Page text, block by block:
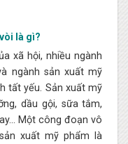
là gì?
xã hội, nhiều ngành
ngành sản xuất mỹ
tất yếu. Sản xuất mỹ
dầu gội, sữa tắm,
Một công đoạn vô
xuất mỹ phẩm là